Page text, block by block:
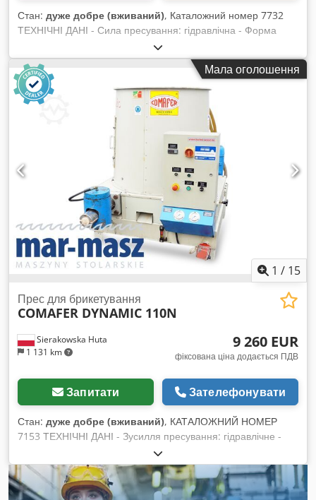
Стан: дуже добре (вживаний), Каталожний номер 7732
ТЕХНІЧНІ ДАНІ - Сила пресування: гідравлічна - Форма
брикету: кругла - Діаметр брикету: 70 мм - Діаметр бункера:
1200 мм - Продуктивність: близько 70 кг/год - Автоматична
робота машини - Двигун: 7,5 кВт - Макс. робочий тиск: 150
бар - Вихід для аспірації: 90 мм - Діаметр отвору для
фільтраційного мішка: 500 мм - Макс. висота мішка: 900 мм
- Габаритні розміри (Д/Ш/В): 1950 x 1400 x 2700 мм Dcjdpfx
Aszhvaaebxek - Вага: 1130 кг ПЕРЕВАГИ – Виробництво
Італія – Можливість прямого підключення до витяжки тирси
– Використана брикетувальна машина – Технічна
документація DTR – Дуже гарний стан Ціна нетто: 29 900
PLN Ціна нетто: 7 120 EUR (з розрахунку курсу 4,2 EUR)
(Ціни можуть змінюватися при значних коливаннях курсу)
Мала оголошення
1 / 15
Sierakowska Huta
1 131 km
Прес для брикетування
COMAFER DYNAMIC 110N
9 260 EUR
фіксована ціна додається ПДВ
Запитати Зателефонувати
Стан: дуже добре (вживаний), КАТАЛОЖНИЙ НОМЕР
7153 ТЕХНІЧНІ ДАНІ - Зусилля пресування: гідравлічне -
Форма брикету: кругла - Діаметр брикету: 70 мм - Розміри
бункера (вис./шир.): 920x870 мм - Продуктивність: близько
110 кг/год - Автоматична робота машини Dcedozh H Rijpfx
Abxek - Охолодження масла - Підігрів масла - Оглядове